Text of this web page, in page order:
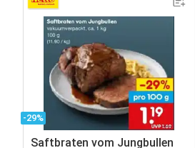
-29%
Saftbraten vom Jungbullen